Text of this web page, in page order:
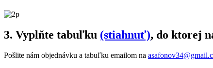
3. Vyplňte tabuľku (stiahnuť), do ktorej
Pošlite nám objednávku a tabuľku emailom na